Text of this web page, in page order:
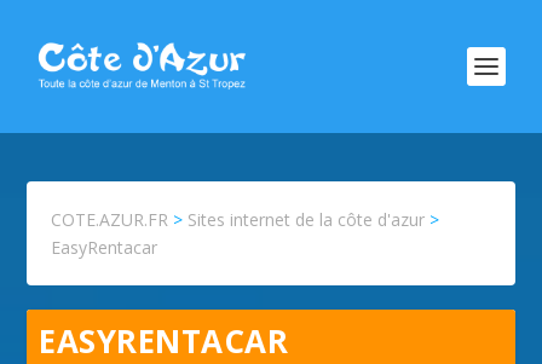
COTE.AZUR.FR > Sites internet de la côte d'azur >
EasyRentacar
EASYRENTACAR